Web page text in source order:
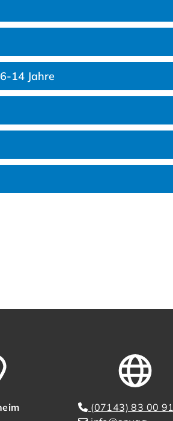
14 Jahre
(07143) 83 00 91